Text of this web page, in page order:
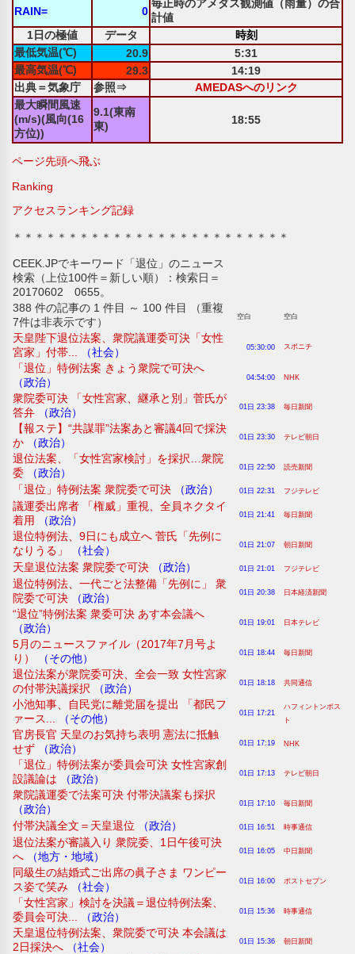
RAIN= 0
毎正時のアメダス観測値（雨量）の合
計値
1日の極値
データ
時刻
最低気温(℃)
20.9
5:31
最高気温(℃)
29.3
14:19
出典＝気象庁
参照⇒
AMEDASへのリンク
最大瞬間風速
(m/s)(風向(16
方位))
9.1(東南
東)
18:55
ページ先頭へ飛ぶ
Ranking
アクセスランキング記録
＊＊＊＊＊＊＊＊＊＊＊＊＊＊＊＊＊＊＊＊＊＊＊＊＊
CEEK.JPでキーワード「退位」のニュース
検索（上位100件＝新しい順）：検索日＝
20170602 0655。
388 件の記事の 1 件目 ～ 100 件目 （重複
7件は非表示です）
空白 空白
天皇陛下退位法案、衆院議運委可決「女性
宮家」付帯...
（社会） 05:30:00 スポニチ
「退位」特例法案 きょう衆院で可決へ
（政治）
04:54:00 NHK
衆院委可決 「女性宮家、継承と別」菅氏が
答弁 （政治） 01日 23:38 毎日新聞
【報ステ】“共謀罪”法案あと審議4回で採決
か （政治） 01日 23:30 テレビ朝日
退位法案、「女性宮家検討」を採択…衆院
委 （政治） 01日 22:50 読売新聞
「退位」特例法案 衆院委で可決 （政治） 01日 22:31 フジテレビ
議運委出席者 「権威」重視、全員ネクタイ
着用
（政治） 01日 21:41 毎日新聞
退位特例法、9日にも成立へ 菅氏「先例に
なりうる」
（社会） 01日 21:07 朝日新聞
天皇退位法案 衆院委で可決 （政治） 01日 21:01 フジテレビ
退位特例法、一代ごと法整備「先例に」 衆
院委で可決 （政治） 01日 20:38 日本経済新聞
“退位”特例法案 衆委可決 あす本会議へ
（政治）
01日 19:01 日本テレビ
5月のニュースファイル（2017年7月号よ
り）
（その他） 01日 18:44 毎日新聞
退位法案が衆院委可決、全会一致 女性宮家
の付帯決議採択 （政治） 01日 18:18 共同通信
小池知事、自民党に離党届を提出 「都民フ
ァース...
（その他） 01日 17:21
ハフィントンポス
ト
官房長官 天皇のお気持ち表明 憲法に抵触
せず （政治） 01日 17:19 NHK
「退位」特例法案が委員会可決 女性宮家創
設議論は （政治） 01日 17:13 テレビ朝日
衆院議運委で法案可決 付帯決議案も採択
（政治）
01日 17:10 毎日新聞
付帯決議全文＝天皇退位 （政治） 01日 16:51 時事通信
退位法案が審議入り 衆院委、1日午後可決
へ （地方・地域） 01日 16:05 中日新聞
同級生の結婚式ご出席の眞子さま ワンピー
ス姿で笑み （社会） 01日 16:00 ポストセブン
「女性宮家」検討を決議＝退位特例法案、
委員会可決...
（政治） 01日 15:36 時事通信
天皇退位特例法案、衆院委で可決 本会議は
2日採決へ （社会） 01日 15:36 朝日新聞